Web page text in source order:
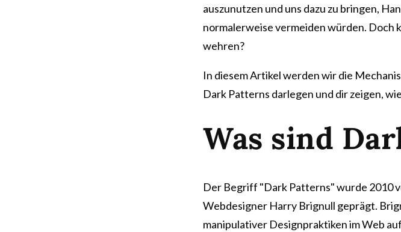
auszunutzen und uns dazu zu bringen,
normalerweise vermeiden würden. Doch
wehren?
In diesem Artikel werden wir die
Dark Patterns darlegen und dir zeigen,
Was sind
Der Begriff "Dark Patterns" wurde 2010
Webdesigner Harry Brignull geprägt.
manipulativer Designpraktiken im Web